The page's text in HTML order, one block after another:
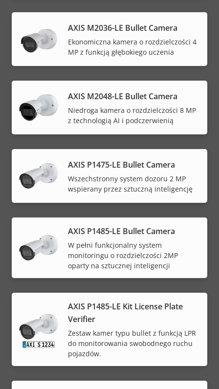
AXIS M2036-LE Bullet Camera
Ekonomiczna kamera o rozdzielczości 4
MP z funkcją głębokiego uczenia
AXIS M2048-LE Bullet Camera
Niedroga kamera o rozdzielczości 8 MP
z technologią AI i podczerwienią
AXIS P1475-LE Bullet Camera
Wszechstronny system dozoru 2 MP
wspierany przez sztuczną inteligencję
AXIS P1485-LE Bullet Camera
W pełni funkcjonalny system
monitoringu o rozdzielczości 2MP
oparty na sztucznej inteligencji
AXIS P1485-LE Kit License Plate
Verifier
Zestaw kamer typu bullet z funkcją LPR
do monitorowania swobodnego ruchu
pojazdów.